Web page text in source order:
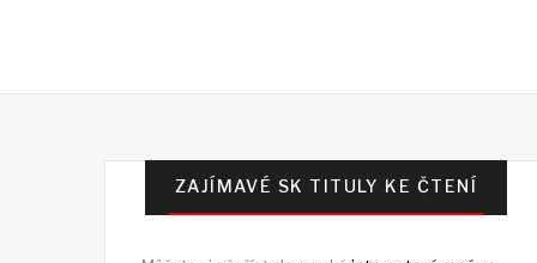
ZAJÍMAVÉ SK TITULY KE ČTENÍ